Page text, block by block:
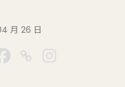
月 26 日